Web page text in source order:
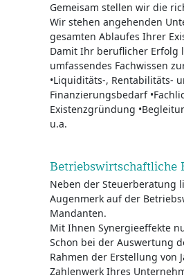
Gemeisam stellen wir die
Wir stehen angehenden
gesamten Ablaufes Ihrer
Damit Ihr beruflicher
umfassendes Fachwissen
•Liquiditäts-, Rentabilitäts-
Finanzierungsbedarf
Existenzgründung
u.a.
Betriebswirtschaftliche
Neben der Steuerberatung
Augenmerk auf der
Mandanten.
Mit Ihnen Synergieeffekte
Schon bei der Auswertung
Rahmen der Erstellung von
Zahlenwerk Ihres